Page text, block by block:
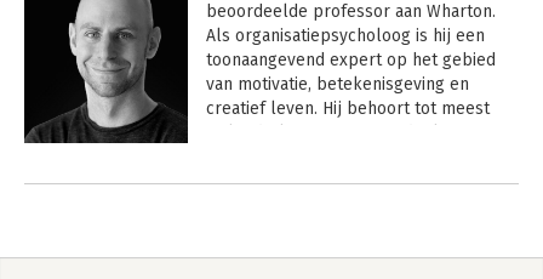
beoordeelde professor aan Wharton.
Als organisatiepsycholoog is hij een
toonaangevend expert op het gebied
van motivatie, betekenisgeving en
creatief leven. Hij behoort tot meest
40. Adam is de #1 New York Times
podcasts Re:Thinking en WorkLife zijn
Andere boeken door Adam Grant